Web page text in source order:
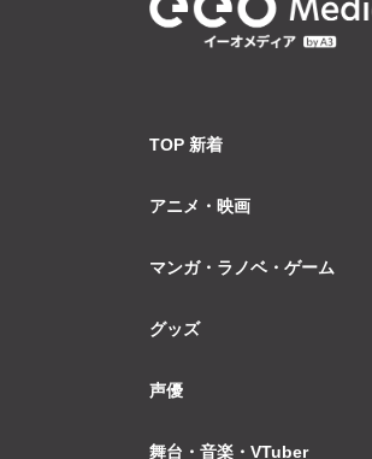
TOP 新着
アニメ・映画
マンガ・ラノベ・ゲーム
グッズ
声優
舞台・音楽・VTuber